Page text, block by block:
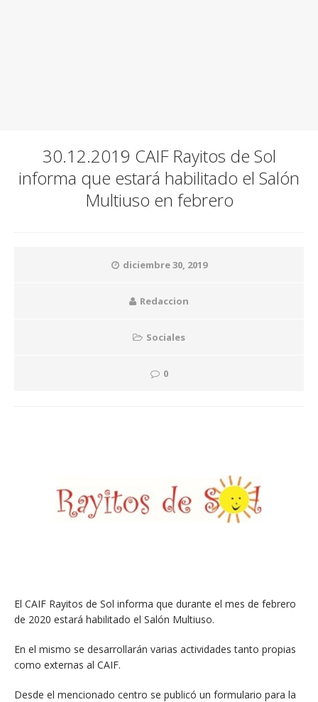
30.12.2019 CAIF Rayitos de Sol
informa que estará habilitado el Salón
Multiuso en febrero
diciembre 30, 2019
Redaccion
Sociales
0
El CAIF Rayitos de Sol informa que durante el mes de febrero
de 2020 estará habilitado el Salón Multiuso.
En el mismo se desarrollarán varias actividades tanto propias
como externas al CAIF.
Desde el mencionado centro se publicó un formulario para la